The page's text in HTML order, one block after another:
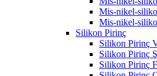
Mis-nikel-
Mis-nikel-
Silikon Pirinç
Silikon Pirinç
Silikon Pirinç
Silikon Pirinç